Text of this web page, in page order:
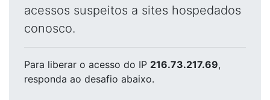
acessos suspeitos a sites hospedados
conosco.
Para liberar o acesso do IP 216.73.217.69,
responda ao desafio abaixo.